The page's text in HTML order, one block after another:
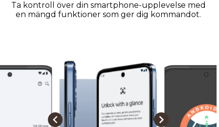
Ta kontroll över din smartphone-upplevelse med
en mängd funktioner som ger dig kommandot.